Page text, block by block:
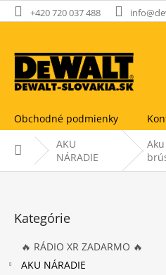
Prejsť
na
+420 720 037 488
Obchodné podmienky
DomovAKU
NÁRADIE
Aku
kategórie
Kategórie
🔥 RÁDIO XR ZADARMO 🔥
AKU NÁRADIE